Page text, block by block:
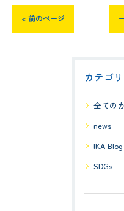
< 前のページ
カテゴ
全ての
news
IKA Blog
SDGs